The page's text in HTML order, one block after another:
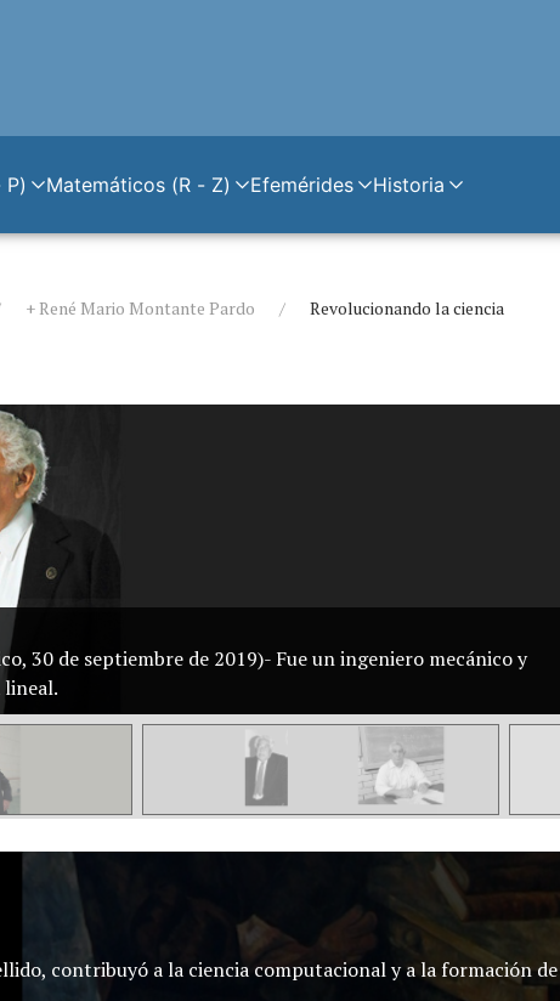
Matemáticos (R - Z) Efemérides Historia
+ René Mario Montante Pardo Revolucionando la ciencia
30 de septiembre de 2019)- Fue un ingeniero mecánico y
contribuyó a la ciencia computacional y a la formación de